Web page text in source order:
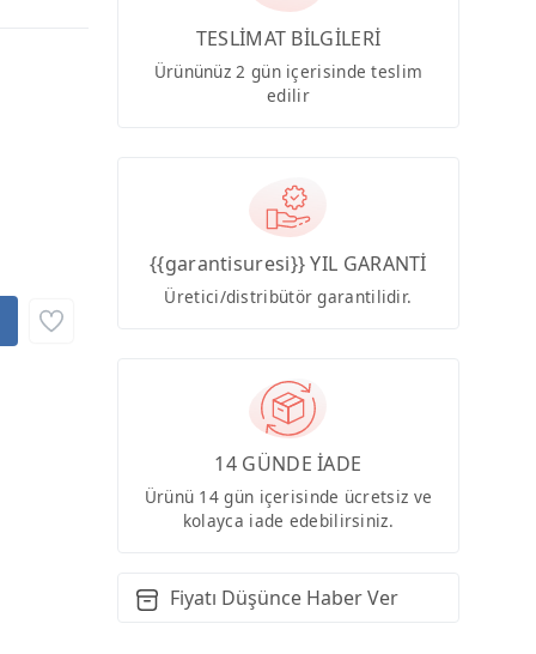
TESLİMAT BİLGİLERİ
Ürününüz 2 gün içerisinde teslim
edilir
{{garantisuresi}} YIL GARANTİ
Üretici/distribütör garantilidir.
14 GÜNDE İADE
Ürünü 14 gün içerisinde ücretsiz ve
kolayca iade edebilirsiniz.
Fiyatı Düşünce Haber Ver